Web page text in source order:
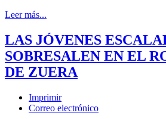
Leer más...
LAS JÓVENES
SOBRESALEN EN EL
DE ZUERA
Imprimir
Correo electrónico